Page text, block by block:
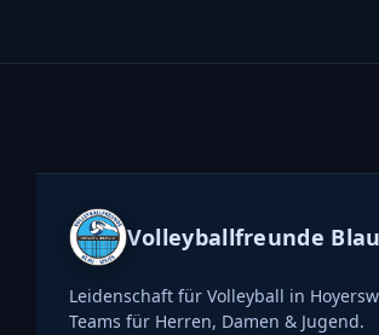
Volleyballfreunde
Leidenschaft für Volleyball in
Teams für Herren, Damen & Jugend.